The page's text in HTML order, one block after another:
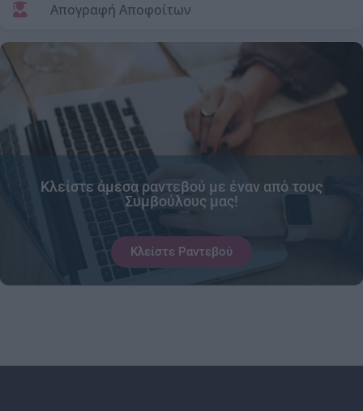
Απογραφή Αποφοίτων
Κλείστε άμεσα ραντεβού με έναν από τους
Συμβούλους μας!
Κλείστε Ραντεβού